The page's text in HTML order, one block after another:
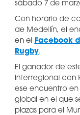
sábado 7 de
Con horario de
de Medellín, el
en el Facebook
Rugby.
El ganador de
interregional con
ese encuentro
global en el que
plazas para el